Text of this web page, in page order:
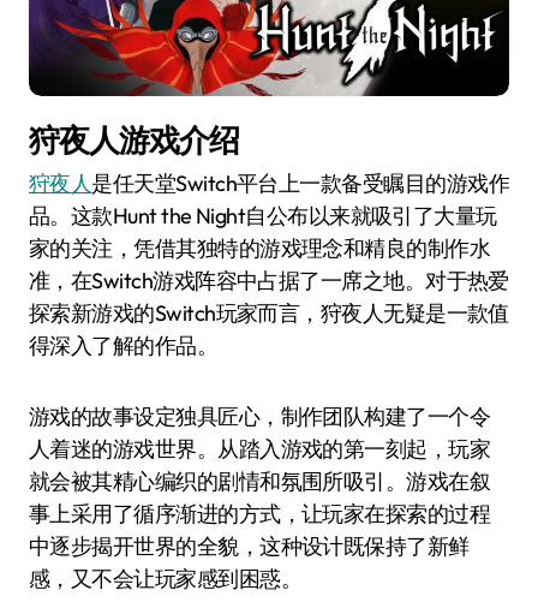
狩夜人游戏介绍
狩夜人是任天堂Switch平台上一款备受瞩目的游戏作
品。这款Hunt the Night自公布以来就吸引了大量玩
家的关注，凭借其独特的游戏理念和精良的制作水
准，在Switch游戏阵容中占据了一席之地。对于热爱
探索新游戏的Switch玩家而言，狩夜人无疑是一款值
得深入了解的作品。
游戏的故事设定独具匠心，制作团队构建了一个令
人着迷的游戏世界。从踏入游戏的第一刻起，玩家
就会被其精心编织的剧情和氛围所吸引。游戏在叙
事上采用了循序渐进的方式，让玩家在探索的过程
中逐步揭开世界的全貌，这种设计既保持了新鲜
感，又不会让玩家感到困惑。